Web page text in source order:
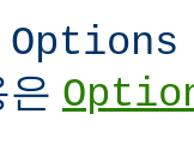
Options
은